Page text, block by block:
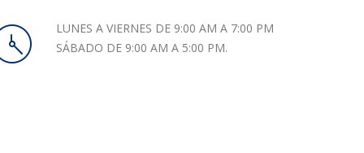
LUNES A VIERNES DE 9:00 AM A 7:00 PM
SÁBADO DE 9:00 AM A 5:00 PM.